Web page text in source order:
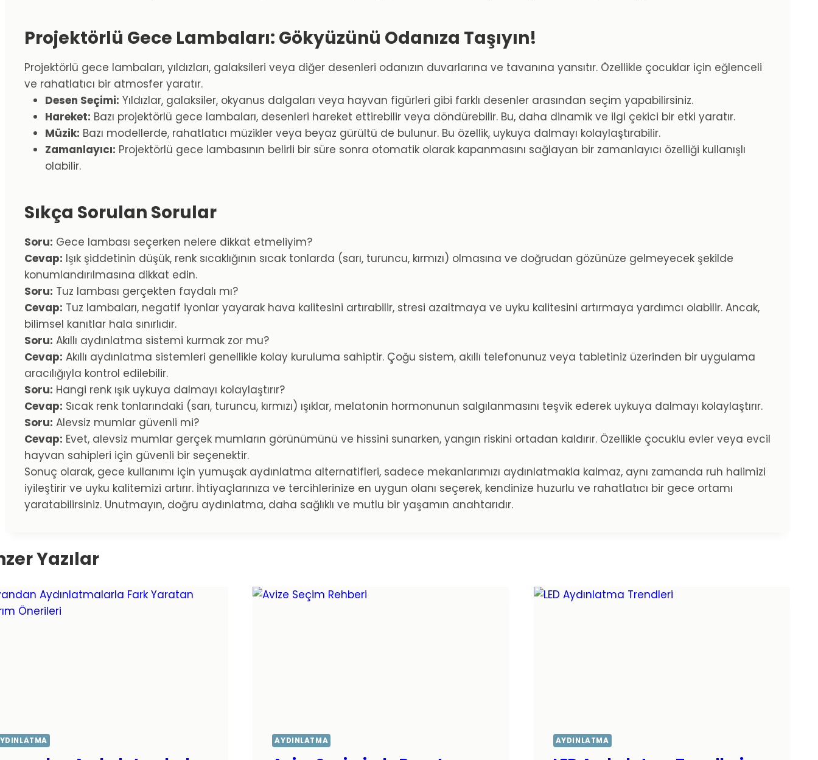
Projektörlü Gece Lambaları: Gökyüzünü Odanıza Taşıyın!
Projektörlü gece lambaları, yıldızları, galaksileri veya diğer desenleri odanızın duvarlarına ve tavanına yansıtır. Özellikle çocuklar için eğlenceli
ve rahatlatıcı bir atmosfer yaratır.
Desen Seçimi: Yıldızlar, galaksiler, okyanus dalgaları veya hayvan figürleri gibi farklı desenler arasından seçim yapabilirsiniz.
Hareket: Bazı projektörlü gece lambaları, desenleri hareket ettirebilir veya döndürebilir. Bu, daha dinamik ve ilgi çekici bir etki yaratır.
Müzik: Bazı modellerde, rahatlatıcı müzikler veya beyaz gürültü de bulunur. Bu özellik, uykuya dalmayı kolaylaştırabilir.
Zamanlayıcı: Projektörlü gece lambasının belirli bir süre sonra otomatik olarak kapanmasını sağlayan bir zamanlayıcı özelliği kullanışlı
olabilir.
Sıkça Sorulan Sorular
Soru: Gece lambası seçerken nelere dikkat etmeliyim?
Cevap: Işık şiddetinin düşük, renk sıcaklığının sıcak tonlarda (sarı, turuncu, kırmızı) olmasına ve doğrudan gözünüze gelmeyecek şekilde
konumlandırılmasına dikkat edin.
Soru: Tuz lambası gerçekten faydalı mı?
Cevap: Tuz lambaları, negatif iyonlar yayarak hava kalitesini artırabilir, stresi azaltmaya ve uyku kalitesini artırmaya yardımcı olabilir. Ancak,
bilimsel kanıtlar hala sınırlıdır.
Soru: Akıllı aydınlatma sistemi kurmak zor mu?
Cevap: Akıllı aydınlatma sistemleri genellikle kolay kuruluma sahiptir. Çoğu sistem, akıllı telefonunuz veya tabletiniz üzerinden bir uygulama
aracılığıyla kontrol edilebilir.
Soru: Hangi renk ışık uykuya dalmayı kolaylaştırır?
Cevap: Sıcak renk tonlarındaki (sarı, turuncu, kırmızı) ışıklar, melatonin hormonunun salgılanmasını teşvik ederek uykuya dalmayı kolaylaştırır.
Soru: Alevsiz mumlar güvenli mi?
Cevap: Evet, alevsiz mumlar gerçek mumların görünümünü ve hissini sunarken, yangın riskini ortadan kaldırır. Özellikle çocuklu evler veya evcil
hayvan sahipleri için güvenli bir seçenektir.
Sonuç olarak, gece kullanımı için yumuşak aydınlatma alternatifleri, sadece mekanlarımızı aydınlatmakla kalmaz, aynı zamanda ruh halimizi
iyileştirir ve uyku kalitemizi artırır. İhtiyaçlarınıza ve tercihlerinize en uygun olanı seçerek, kendinize huzurlu ve rahatlatıcı bir gece ortamı
yaratabilirsiniz. Unutmayın, doğru aydınlatma, daha sağlıklı ve mutlu bir yaşamın anahtarıdır.
Yazılar
AYDINLATMA AYDINLATMA